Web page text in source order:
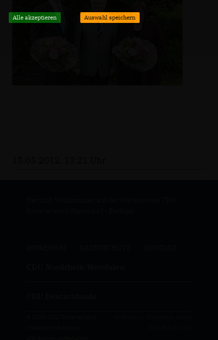
Alle akzeptieren Auswahl speichern